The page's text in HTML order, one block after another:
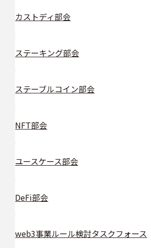
カストディ部会
ステーキング部会
ステーブルコイン部会
NFT部会
ユースケース部会
DeFi部会
web3事業ルール検討タスクフォース